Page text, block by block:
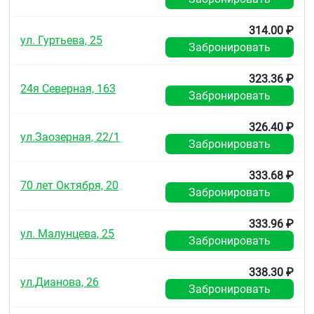
алюминиевый лак на основе красителя азорубин —
0,0408 мг алюминиевый лак на основе красителя
пунцовый [Понсо 4R] — 0,0328 мг).
Описание
Таблетки, покрытые плёночной оболочкой
поперечном разрезе ядро таблетки белого или
почти белого цвета.
Гиполипидемическое средство - ГМГ-КоА-
Код АТХ
ул. Гуртьева, 25
314.00 ₽
Забронировать
24я Северная, 163
323.36 ₽
Забронировать
ул.Заозерная, 22/1
326.40 ₽
Забронировать
70 лет Октября, 20
333.68 ₽
Забронировать
ул. Малунцева, 25
333.96 ₽
Забронировать
ул.Дианова, 26
338.30 ₽
Забронировать